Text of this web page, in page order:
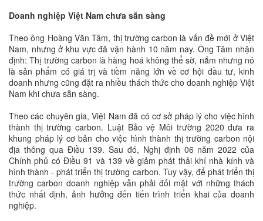
Doanh nghiệp Việt Nam chưa sẵn sàng
Theo ông Hoàng Văn Tâm, thị trường carbon là vấn đề mới ở Việt
Nam, nhưng ở khu vực đã vận hành 10 năm nay. Ông Tâm nhận
định: Thị trường carbon là hàng hoá không thể sờ, nắm nhưng nó
là sản phẩm có giá trị và tiềm năng lớn về cơ hội đầu tư, kinh
doanh nhưng cũng đặt ra nhiều thách thức cho doanh nghiệp Việt
Nam khi chưa sẵn sàng.
Theo các chuyên gia, Việt Nam đã có cơ sở pháp lý cho việc hình
thành thị trường carbon. Luật Bảo vệ Môi trường 2020 đưa ra
khung pháp lý cơ bản cho việc hình thành thị trường carbon nội
địa thông qua Điều 139. Sau đó, Nghị định 06 năm 2022 của
Chính phủ có Điều 91 và 139 về giảm phát thải khí nhà kính và
hình thành - phát triển thị trường carbon. Tuy vậy, để phát triển thị
trường carbon doanh nghiệp vẫn phải đối mặt với những thách
thức nhất định, ảnh hưởng đến tiến trình triển khai của doanh
nghiệp.